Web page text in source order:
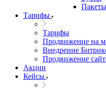
Тарифы
Тарифы
Продвижение на
Внедрение
Продвижение
Акции
Кейсы